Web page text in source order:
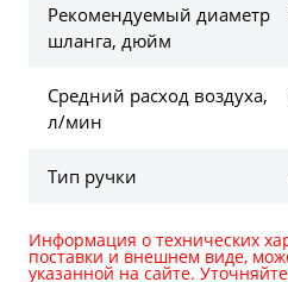
Рекомендуемый диаметр
шланга, дюйм
Средний расход воздуха,
л/мин
Тип ручки
Информация о технических
поставки и внешнем виде,
указанной на сайте.